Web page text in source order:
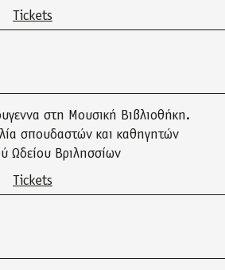
Tickets
στη Μουσική Βιβλιοθήκη.
σπουδαστών και καθηγητών
Ωδείου Βριλησσίων
Tickets